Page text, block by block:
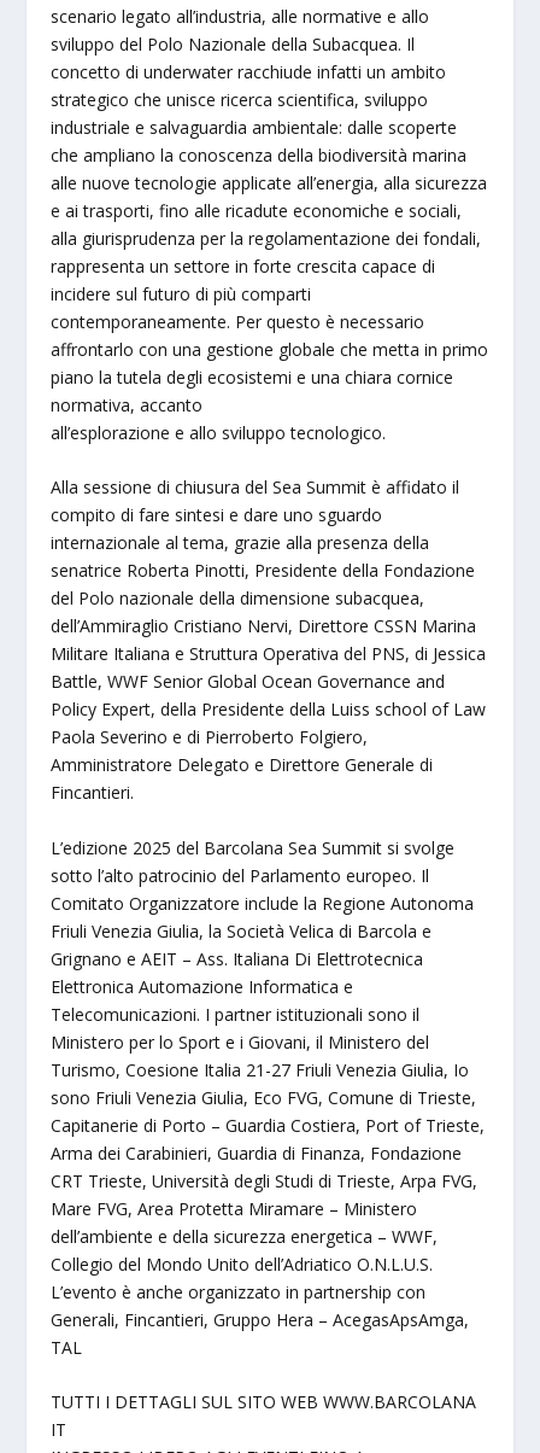
scenario legato all’industria, alle normative e allo
sviluppo del Polo Nazionale della Subacquea. Il
concetto di underwater racchiude infatti un ambito
strategico che unisce ricerca scientifica, sviluppo
industriale e salvaguardia ambientale: dalle scoperte
che ampliano la conoscenza della biodiversità marina
alle nuove tecnologie applicate all’energia, alla sicurezza
e ai trasporti, fino alle ricadute economiche e sociali,
alla giurisprudenza per la regolamentazione dei fondali,
rappresenta un settore in forte crescita capace di
incidere sul futuro di più comparti
contemporaneamente. Per questo è necessario
affrontarlo con una gestione globale che metta in primo
piano la tutela degli ecosistemi e una chiara cornice
normativa, accanto
all’esplorazione e allo sviluppo tecnologico.
Alla sessione di chiusura del Sea Summit è affidato il
compito di fare sintesi e dare uno sguardo
internazionale al tema, grazie alla presenza della
senatrice Roberta Pinotti, Presidente della Fondazione
del Polo nazionale della dimensione subacquea,
dell’Ammiraglio Cristiano Nervi, Direttore CSSN Marina
Militare Italiana e Struttura Operativa del PNS, di Jessica
Battle, WWF Senior Global Ocean Governance and
Policy Expert, della Presidente della Luiss school of Law
Paola Severino e di Pierroberto Folgiero,
Amministratore Delegato e Direttore Generale di
Fincantieri.
L’edizione 2025 del Barcolana Sea Summit si svolge
sotto l’alto patrocinio del Parlamento europeo. Il
Comitato Organizzatore include la Regione Autonoma
Friuli Venezia Giulia, la Società Velica di Barcola e
Grignano e AEIT – Ass. Italiana Di Elettrotecnica
Elettronica Automazione Informatica e
Telecomunicazioni. I partner istituzionali sono il
Ministero per lo Sport e i Giovani, il Ministero del
Turismo, Coesione Italia 21-27 Friuli Venezia Giulia, Io
sono Friuli Venezia Giulia, Eco FVG, Comune di Trieste,
Capitanerie di Porto – Guardia Costiera, Port of Trieste,
Arma dei Carabinieri, Guardia di Finanza, Fondazione
CRT Trieste, Università degli Studi di Trieste, Arpa FVG,
Mare FVG, Area Protetta Miramare – Ministero
dell’ambiente e della sicurezza energetica – WWF,
Collegio del Mondo Unito dell’Adriatico O.N.L.U.S.
L’evento è anche organizzato in partnership con
Generali, Fincantieri, Gruppo Hera – AcegasApsAmga,
TAL
TUTTI I DETTAGLI SUL SITO WEB WWW.BARCOLANA
IT